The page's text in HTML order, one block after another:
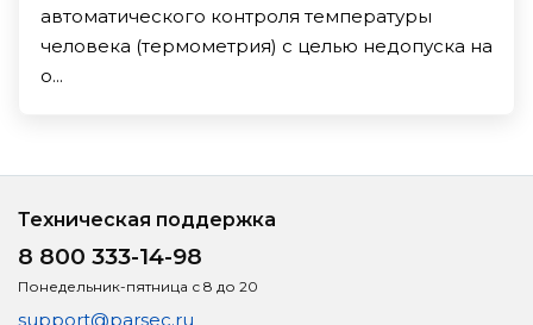
автоматического контроля температуры
человека (термометрия) с целью недопуска на
о...
Техническая поддержка
8 800 333-14-98
Понедельник-пятница с 8 до 20
support@parsec.ru